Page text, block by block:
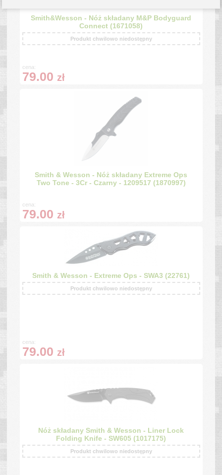
Smith&Wesson - Nóż składany M&P Bodyguard
Connect (1671058)
Produkt chwilowo niedostępny
cena:
79.00 zł
Smith & Wesson - Nóż składany Extreme Ops
Two Tone - 3Cr - Czarny - 1209517 (1870997)
cena:
79.00 zł
Smith & Wesson - Extreme Ops - SWA3 (22761)
Produkt chwilowo niedostępny
cena:
79.00 zł
Nóż składany Smith & Wesson - Liner Lock
Folding Knife - SW605 (1017175)
Produkt chwilowo niedostępny